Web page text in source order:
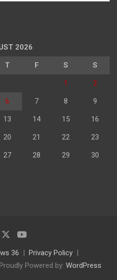
2026
T F S S
1 2
6 7 8 9
13 14 15 16
20 21 22 23
27 28 29 30
36
Privacy Policy
Proudly Powered by: WordPress